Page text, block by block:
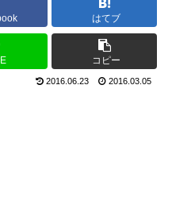
はてブ
コピー
2016.06.23 2016.03.05